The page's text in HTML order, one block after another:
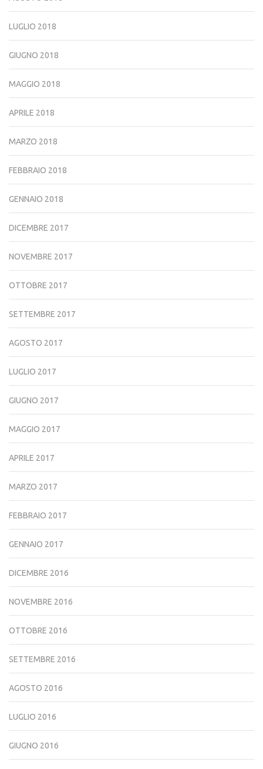
LUGLIO 2018
GIUGNO 2018
MAGGIO 2018
APRILE 2018
MARZO 2018
FEBBRAIO 2018
GENNAIO 2018
DICEMBRE 2017
NOVEMBRE 2017
OTTOBRE 2017
SETTEMBRE 2017
AGOSTO 2017
LUGLIO 2017
GIUGNO 2017
MAGGIO 2017
APRILE 2017
MARZO 2017
FEBBRAIO 2017
GENNAIO 2017
DICEMBRE 2016
NOVEMBRE 2016
OTTOBRE 2016
SETTEMBRE 2016
AGOSTO 2016
LUGLIO 2016
GIUGNO 2016